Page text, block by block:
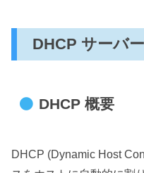
DHCP サーバ
DHCP 概要
DHCP (Dynamic Host